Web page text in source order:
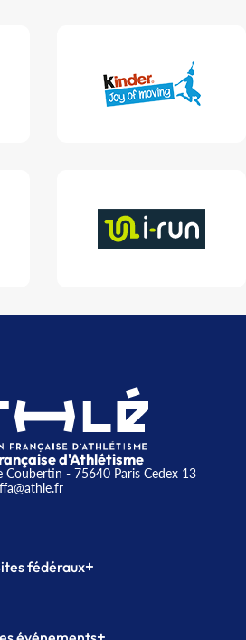
d'Athlétisme
Coubertin - 75640 Paris Cedex 13
fédéraux+